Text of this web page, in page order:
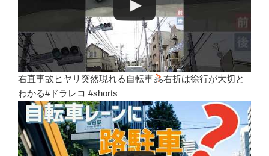
右直事故ヒヤリ突然現れる自転車
右折は徐行が大切と
わかる#ドラレコ #shorts